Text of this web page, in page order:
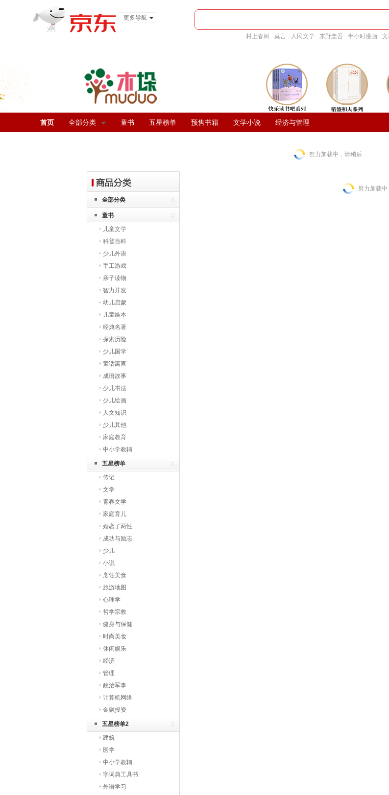
更多导航
村上春树 莫言 人民文学 东野圭吾 半小时漫画
首页 全部分类 童书 五星榜单 预售书籍 文学小说 经济与管理
努力加载中，请稍后...
全部分类
童书
儿童文学
科普百科
少儿外语
手工游戏
亲子读物
智力开发
幼儿启蒙
儿童绘本
经典名著
探索历险
少儿国学
童话寓言
成语故事
少儿书法
少儿绘画
人文知识
少儿其他
家庭教育
中小学教辅
五星榜单
传记
文学
青春文学
家庭育儿
婚恋了两性
成功与励志
少儿
小说
烹饪美食
旅游地图
心理学
哲学宗教
健身与保健
时尚美妆
休闲娱乐
经济
管理
政治军事
计算机网络
金融投资
五星榜单2
建筑
医学
中小学教辅
字词典工具书
外语学习
努力加载